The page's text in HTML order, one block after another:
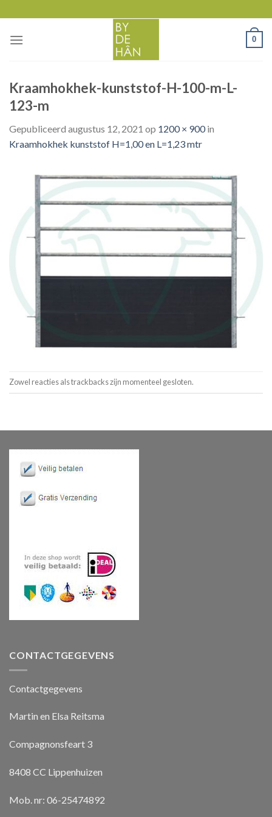
to
content
0
Kraamhokhek-kunststof-H-100-m-L-
123-m
Gepubliceerd augustus 12, 2021 op 1200 × 900in
Kraamhokhek kunststof H=1,00 en L=1,23 mtr
Zowel reacties als trackbacks zijn momenteel gesloten.
CONTACTGEGEVENS
Contactgegevens
Martin en Elsa Reitsma
Compagnonsfeart 3
8408 CC Lippenhuizen
Mob. nr: 06-25474892